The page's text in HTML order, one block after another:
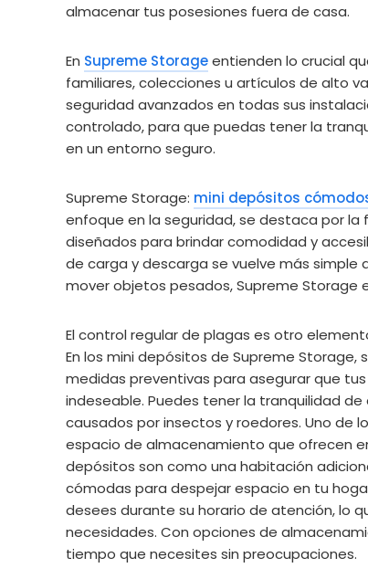
almacenar tus posesiones fuera de casa.
En Supreme Storageentienden lo crucial
familiares, colecciones u artículos de alto
seguridad avanzados en todas sus
controlado, para que puedas tener la
en un entorno seguro.
Supreme Storage: mini depósitos
enfoque en la seguridad, se destaca por la
diseñados para brindar comodidad y
de carga y descarga se vuelve más simple
mover objetos pesados, Supreme Storage
El control regular de plagas es otro
En los mini depósitos de Supreme
medidas preventivas para asegurar que
indeseable. Puedes tener la tranquilidad
causados por insectos y roedores. Uno de
espacio de almacenamiento que ofrecen
depósitos son como una habitación
cómodas para despejar espacio en tu
desees durante su horario de atención, lo
necesidades. Con opciones de
tiempo que necesites sin preocupaciones.